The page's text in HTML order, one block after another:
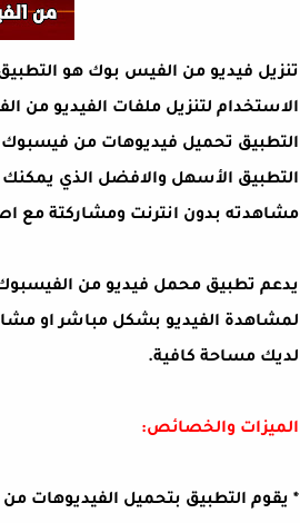
تنزيل فيديو من الفيس بوك هو
الاستخدام لتنزيل ملفات الفيديو من
التطبيق تحميل فيديوهات من فيسبوك
التطبيق الأسهل والافضل الذي
مشاهدته بدون انترنت ومشاركتة مع
يدعم تطبيق محمل فيديو من
لمشاهدة الفيديو بشكل مباشر او
لديك مساحة كافية.
الميزات والخصائص:
* يقوم التطبيق بتحميل الفيديوهات